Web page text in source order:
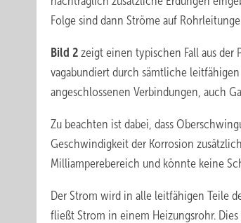
Folge sind dann Ströme auf
Bild 2zeigt einen typischen Fall aus der
vagabundiert durch sämtliche
angeschlossenen Verbindungen, auch
Zu beachten ist dabei, dass
Geschwindigkeit der Korrosion
Milliamperebereich und könnte keine
Der Strom wird in alle leitfähigen Teile
fließt Strom in einem Heizungsrohr.